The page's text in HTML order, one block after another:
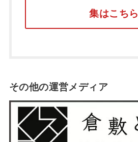
集はこちら
その他の運営メディア